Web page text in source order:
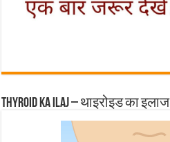
Thyroid ka ilaj – थाइरोइड का इलाज